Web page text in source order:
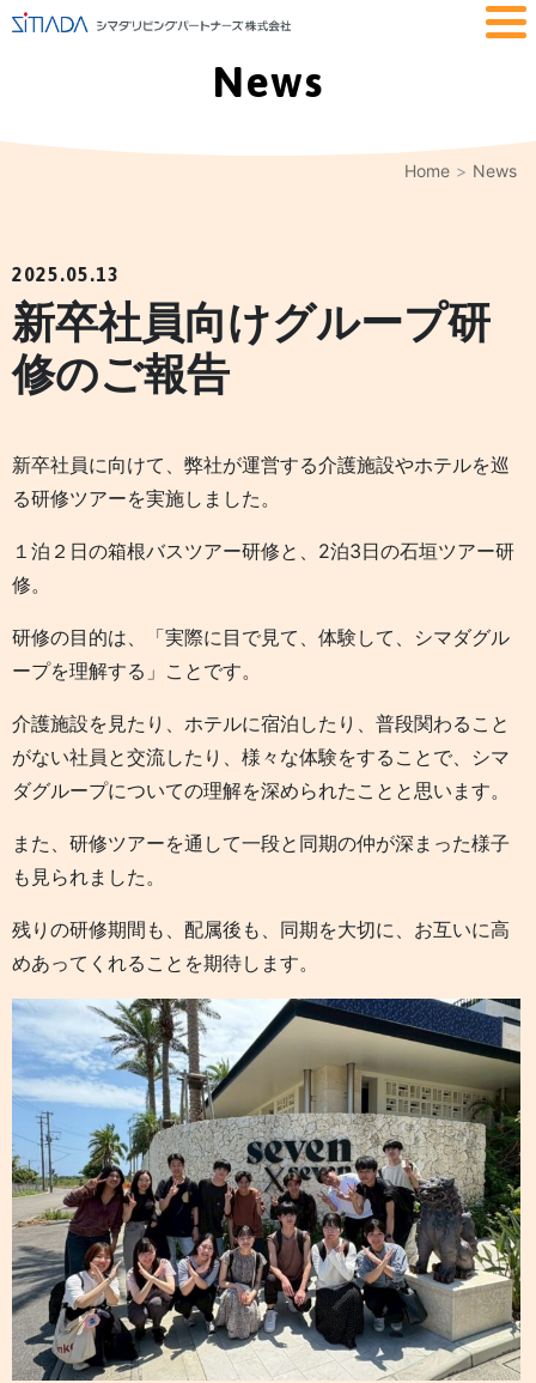
News
Home News
2025.05.13
新卒社員向けグループ研
修のご報告
新卒社員に向けて、弊社が運営する介護施設やホテルを巡
る研修ツアーを実施しました。
１泊２日の箱根バスツアー研修と、2泊3日の石垣ツアー研
修。
研修の目的は、「実際に目で見て、体験して、シマダグル
ープを理解する」ことです。
介護施設を見たり、ホテルに宿泊したり、普段関わること
がない社員と交流したり、様々な体験をすることで、シマ
ダグループについての理解を深められたことと思います。
また、研修ツアーを通して一段と同期の仲が深まった様子
も見られました。
残りの研修期間も、配属後も、同期を大切に、お互いに高
めあってくれることを期待します。